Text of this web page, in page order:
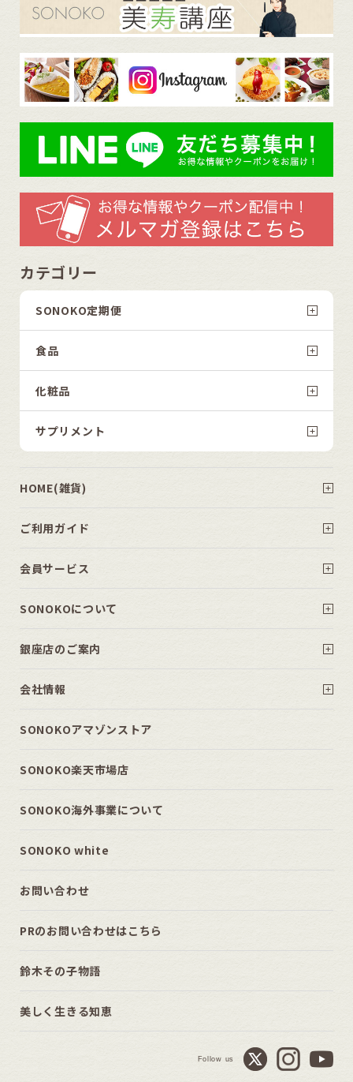
カテゴリー
SONOKO定期便
食品
化粧品
サプリメント
HOME(雑貨)
ご利用ガイド
会員サービス
SONOKOについて
銀座店のご案内
会社情報
SONOKOアマゾンストア
SONOKO楽天市場店
SONOKO海外事業について
SONOKO white
お問い合わせ
PRのお問い合わせはこちら
鈴木その子物語
美しく生きる知恵
Follow us